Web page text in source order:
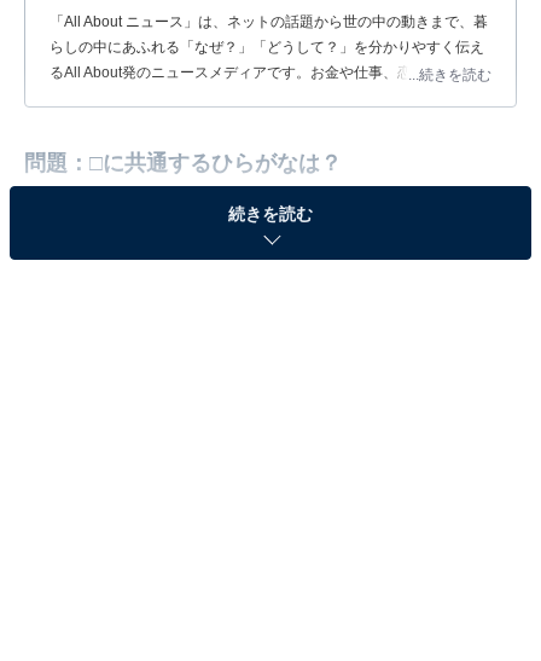
「All About ニュース」は、ネットの話題から世の中の動きまで、暮
らしの中にあふれる「なぜ？」「どうして？」を分かりやすく伝え
るAll About発のニュースメディアです。お金や仕事、恋愛、ITに関
...続きを読む
問題：□に共通するひらがなは？
続きを読む